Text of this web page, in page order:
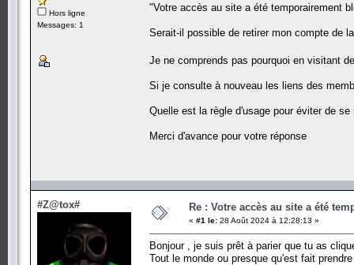
Hors ligne
Messages: 1
"Votre accès au site a été temporairement
Serait-il possible de retirer mon compte de
Je ne comprends pas pourquoi en visitant
Si je consulte à nouveau les liens des
Quelle est la règle d'usage pour éviter de
Merci d'avance pour votre réponse
#Z@tox# Re : Votre accès au site a été
« #1 le: 28 Août 2024 à 12:28:13 »
Bonjour , je suis prêt à parier que tu as
Tout le monde ou presque qu'est fait